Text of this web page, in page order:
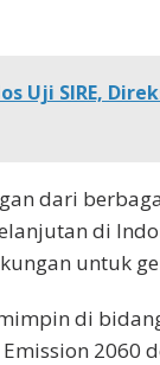
Uji SIRE,
dari
di
untuk
di
2060